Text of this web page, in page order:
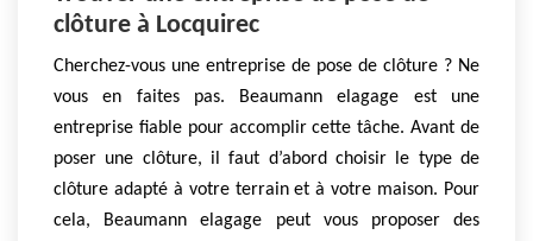
clôture à Locquirec
Cherchez-vous une entreprise de pose de clôture ? Ne
vous en faites pas. Beaumann elagage est une
entreprise fiable pour accomplir cette tâche. Avant de
poser une clôture, il faut d’abord choisir le type de
clôture adapté à votre terrain et à votre maison. Pour
cela, Beaumann elagage peut vous proposer des